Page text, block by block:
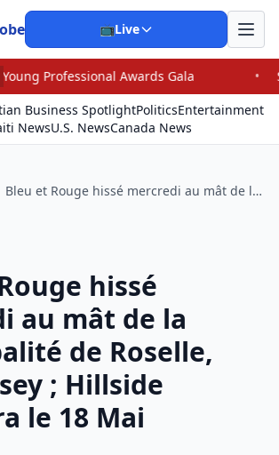
📺Live
•
Scandal Leaves North Carolina
Business SpotlightPoliticsEntertainment
NewsU.S. NewsCanada News
Bleu et Rouge hissé mercredi au mât de la municipalité de Roselle, New Jersey ; Hillside célébrera le 18 Mai
hissé
au mât de la
de Roselle,
; Hillside
le 18 Mai